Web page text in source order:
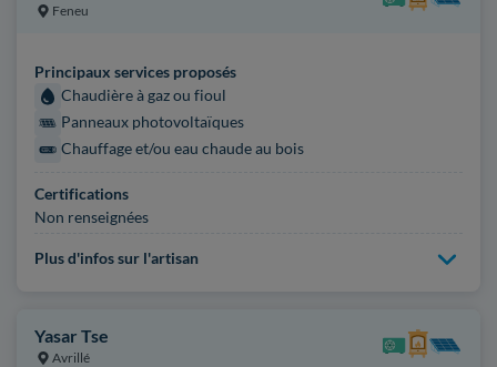
Feneu
Principaux services proposés
Chaudière à gaz ou fioul
Panneaux photovoltaïques
Chauffage et/ou eau chaude au bois
Certifications
Non renseignées
Plus d'infos sur l'artisan
Yasar Tse
Avrillé